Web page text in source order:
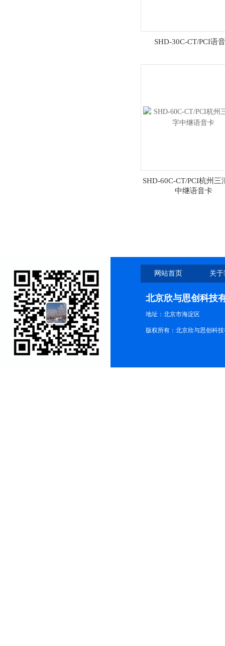
SHD-30C-CT/PCI语
SHD-60C-CT/PCI杭州三
中继语音卡
网站首页 关
北京欣与思创科技
地址：北京市海淀区
版权所有：北京欣与思创科